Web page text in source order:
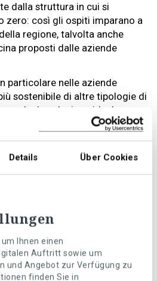
Details Über Cookies
Ihnen einen
Auftritt sowie um
und Angebot zur Verfügung zu
finden Sie in
dalla struttura in cui si
zero: così gli ospiti imparano a
regione, talvolta anche
proposti dalle aziende
particolare nelle aziende
sostenibile di altre tipologie di
anche la soluzione ideale per
tutti i sensi un territorio e i
la vacanza in
ecco cosa considerare
in un’azienda agricola.